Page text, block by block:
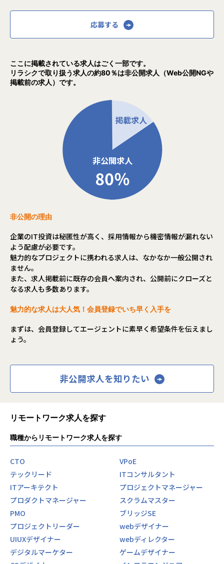
応募する
ここに掲載されている求人はごく一部です。
リラシクで取り扱う求人の約80％は非公開求人（Web公開NGや
掲載前の求人）です。
非公開の理由
企業のIT投資は秘匿性が高く、採用情報から機密情報が漏れない
よう配慮が必要です。
魅力的なプロジェクトに携われる求人は、なかなか一般公開され
ません。
また、求人掲載前に既存の会員へ案内され、公開前にクローズと
なる求人も多数あります。
魅力的な求人は大人気！会員登録でいち早く入手を
まずは、会員登録してエージェントに素早く希望条件を伝えまし
ょう。
非公開求人を知りたい
リモートワーク求人を探す
職種からリモートワーク求人を探す
CTO
VPoE
テックリード
ITコンサルタント
ITアーキテクト
プロジェクトマネージャー
プロダクトマネージャー
スクラムマスター
PMO
ブリッジSE
プロジェクトリーダー
webデザイナー
UIUXデザイナー
webディレクター
デジタルマーケター
ゲームデザイナー